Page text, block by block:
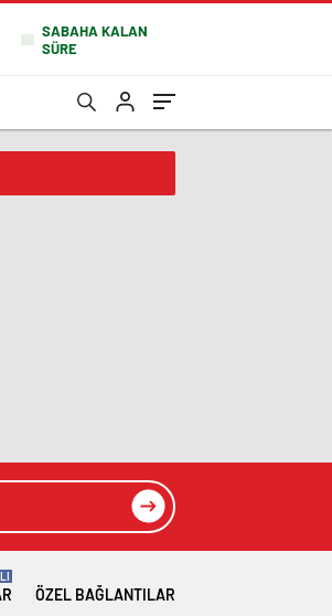
SABAHA KALAN
SÜRE
ÖZEL BAĞLANTILAR